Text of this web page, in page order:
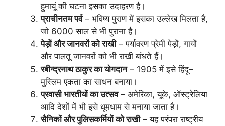
हुमायूं की घटना इसका उदाहरण है।
प्राचीनतम पर्व– भविष्य पुराण में इसका उल्लेख मिलता है,
जो 6000 साल से भी पुराना है।
पेड़ों और जानवरों को राखी– पर्यावरण प्रेमी पेड़ों, गायों
और पालतू जानवरों को भी राखी बांधते हैं।
रबीन्द्रनाथ ठाकुर का योगदान– 1905 में इसे हिंदू–
मुस्लिम एकता का साधन बनाया।
प्रवासी भारतीयों का उत्सव– अमेरिका, यूके, ऑस्ट्रेलिया
आदि देशों में भी इसे धूमधाम से मनाया जाता है।
सैनिकों और पुलिसकर्मियों को राखी– यह परंपरा राष्ट्रीय